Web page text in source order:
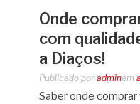
Onde
com
a Diaços!
Publicado por adminem
Saber onde